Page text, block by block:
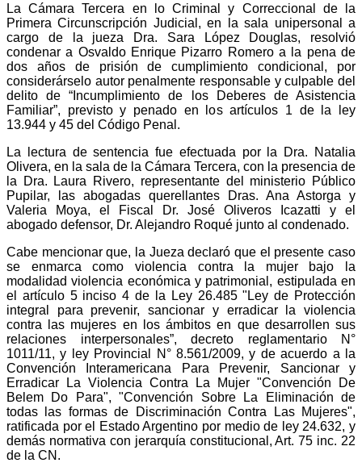
La Cámara Tercera en lo Criminal y Correccional de la
Primera Circunscripción Judicial, en la sala unipersonal a
cargo de la jueza Dra. Sara López Douglas, resolvió
condenar a Osvaldo Enrique Pizarro Romero a la pena de
dos años de prisión de cumplimiento condicional, por
considerárselo autor penalmente responsable y culpable del
delito de “Incumplimiento de los Deberes de Asistencia
Familiar”, previsto y penado en los artículos 1 de la ley
13.944 y 45 del Código Penal.
La lectura de sentencia fue efectuada por la Dra. Natalia
Olivera, en la sala de la Cámara Tercera, con la presencia de
la Dra. Laura Rivero, representante del ministerio Público
Pupilar, las abogadas querellantes Dras. Ana Astorga y
Valeria Moya, el Fiscal Dr. José Oliveros Icazatti y el
abogado defensor, Dr. Alejandro Roqué junto al condenado.
Cabe mencionar que, la Jueza declaró que el presente caso
se enmarca como violencia contra la mujer bajo la
modalidad violencia económica y patrimonial, estipulada en
el artículo 5 inciso 4 de la Ley 26.485 "Ley de Protección
integral para prevenir, sancionar y erradicar la violencia
contra las mujeres en los ámbitos en que desarrollen sus
relaciones interpersonales”, decreto reglamentario N°
1011/11, y ley Provincial N° 8.561/2009, y de acuerdo a la
Convención Interamericana Para Prevenir, Sancionar y
Erradicar La Violencia Contra La Mujer "Convención De
Belem Do Para", "Convención Sobre La Eliminación de
todas las formas de Discriminación Contra Las Mujeres",
ratificada por el Estado Argentino por medio de ley 24.632, y
demás normativa con jerarquía constitucional, Art. 75 inc. 22
de la CN.